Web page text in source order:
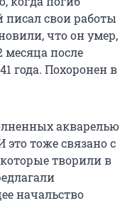
свои работы
что он умер,
после
года. Похоронен в
акварелью
это тоже связано с
творили в
начальство